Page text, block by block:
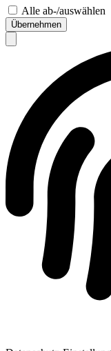
Alle ab-/auswählen
Übernehmen